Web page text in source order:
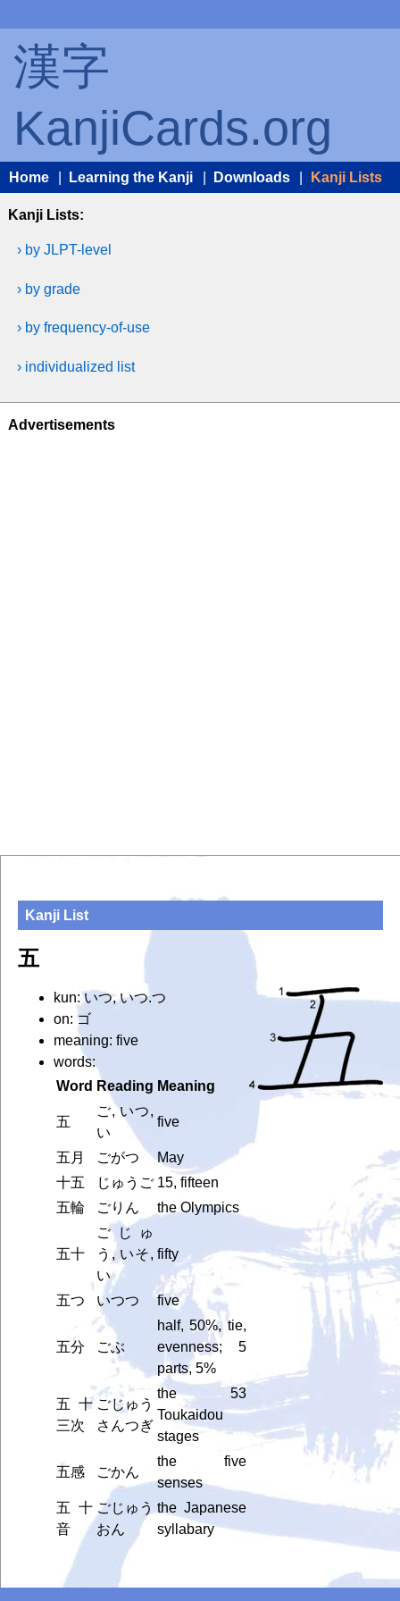
漢字
KanjiCards.org
Home Learning the Kanji Downloads Kanji Lists
Kanji Lists:
› by JLPT-level
› by grade
› by frequency-of-use
› individualized list
Advertisements
Kanji List
五
kun: いつ, いつ.つ
on: ゴ
meaning: five
words:
Word Reading Meaning
五
ご, いつ,
い
five
五月 ごがつ
May
十五
じゅうご 15, fifteen
五輪
ごりん the Olympics
五十
ごじゅ
う, いそ,
い
fifty
五つ いつつ five
五分 ごぶ
half, 50%, tie,
evenness; 5
parts, 5%
五十
三次
ごじゅう
さんつぎ
the 53
Toukaidou
stages
五感 ごかん
the five
senses
五十
音
ごじゅう
おん
the Japanese
syllabary